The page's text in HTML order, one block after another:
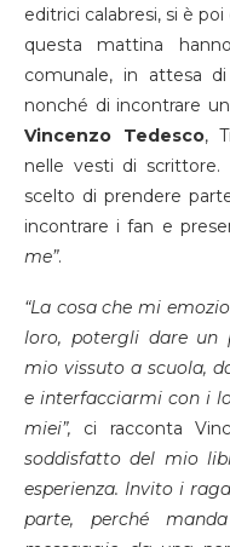
editrici calabresi, si è
questa mattina
comunale, in attesa
nonché di incontrare
Vincenzo Tedesco,
nelle vesti di scrittore.
scelto di prendere
incontrare i fan e
me”.
“La cosa che mi
loro, potergli dare un
mio vissuto a scuola,
e interfacciarmi con i
miei”, ci racconta
soddisfatto del mio
esperienza. Invito i
parte, perché